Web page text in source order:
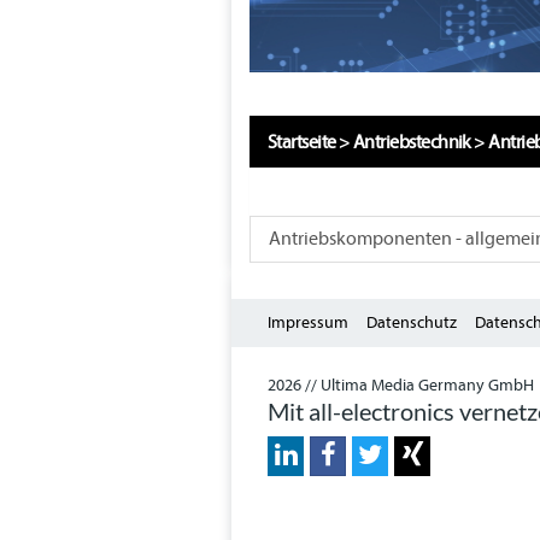
Startseite>Antriebstechnik>
Antriebskomponenten -
Impressum Datenschutz
2026 // Ultima Media Germany GmbH
Mit all-electronics